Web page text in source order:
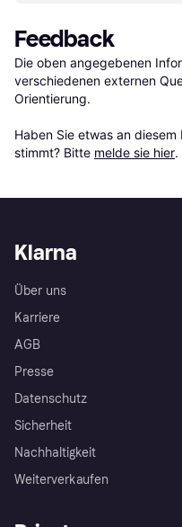
Feedback
Die oben angegebenen
verschiedenen externen
Orientierung.
Haben Sie etwas an
stimmt? Bitte melde sie hier.
Klarna
Über uns
Karriere
AGB
Presse
Datenschutz
Sicherheit
Nachhaltigkeit
Weiterverkaufen